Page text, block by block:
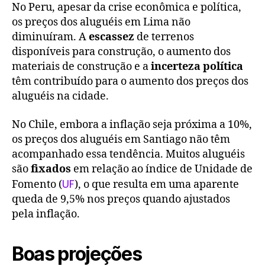
No Peru, apesar da crise econômica e política,
os preços dos aluguéis em Lima não
diminuíram. Aescassez de terrenos
disponíveis para construção, o aumento dos
materiais de construção e aincerteza política
têm contribuído para o aumento dos preços dos
aluguéis na cidade.
No Chile, embora a inflação seja próxima a 10%,
os preços dos aluguéis em Santiago não têm
acompanhado essa tendência. Muitos aluguéis
sãofixados em relação ao índice de Unidade de
Fomento (UF), o que resulta em uma aparente
queda de 9,5% nos preços quando ajustados
pela inflação.
Boas projeções